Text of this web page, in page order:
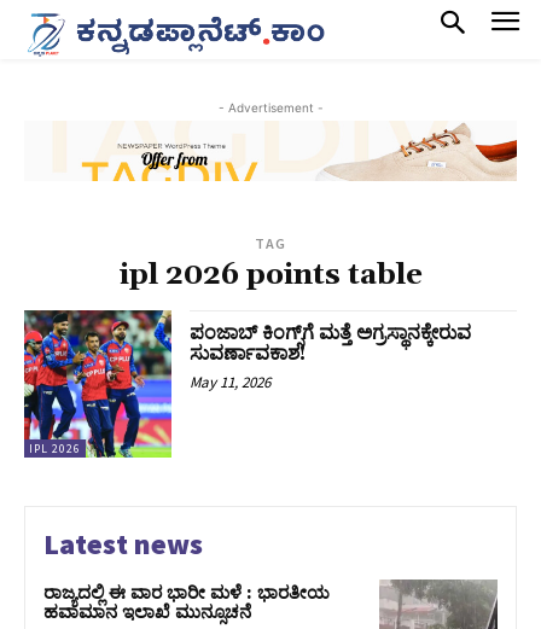
- Advertisement -
TAG
ipl 2026 points table
IPL 2026
ಪಂಜಾಬ್ ಕಿಂಗ್ಸ್‌ಗೆ ಮತ್ತೆ ಅಗ್ರಸ್ಥಾನಕ್ಕೇರುವ
ಸುವರ್ಣಾವಕಾಶ!
May 11, 2026
Latest news
ರಾಜ್ಯದಲ್ಲಿ ಈ ವಾರ ಭಾರೀ ಮಳೆ : ಭಾರತೀಯ
ಹವಾಮಾನ ಇಲಾಖೆ ಮುನ್ಸೂಚನೆ